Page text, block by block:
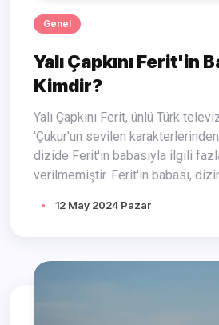
Genel
Yalı Çapkını Ferit'in Babası
Kimdir?
Yalı Çapkını Ferit, ünlü Türk televizyon dizisi
'Çukur'un sevilen
dizide Ferit'in babasıyla ilgili
verilmemiştir. Ferit'in babası,
12 May 2024 Pazar